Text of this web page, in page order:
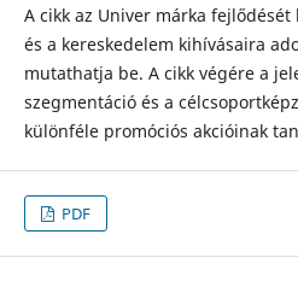
A cikk az Univer márka
és a kereskedelem kihívásaira
mutathatja be. A cikk végére a
szegmentáció és a
különféle promóciós akcióinak
PDF